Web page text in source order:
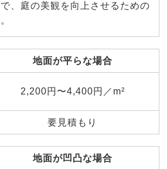
、庭の美観を向上させるための
地面が平らな場合
2,200円〜4,400円／m²
要見積もり
地面が凹凸な場合